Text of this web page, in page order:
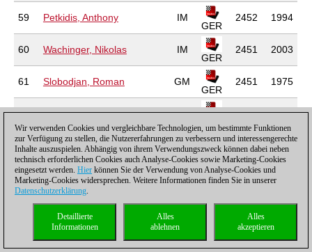
59 Petkidis, Anthony IM
GER
2452 1994
60 Wachinger, Nikolas IM
GER
2451 2003
61 Slobodjan, Roman GM
GER
2451 1975
62 Hausrath, Daniel GM 2450 1976
63 Zaragatski, Ilja GM
GER
2449 1985
64 Dann, Matthias IM
GER
2448 1991
Teske, Henrik GM
GER
2443 1968
Wir verwenden Cookies und vergleichbare Technologien, um bestimmte Funktionen
zur Verfügung zu stellen, die Nutzererfahrungen zu verbessern und interessengerechte
Inhalte auszuspielen. Abhängig von ihrem Verwendungszweck können dabei neben
technisch erforderlichen Cookies auch Analyse-Cookies sowie Marketing-Cookies
eingesetzt werden. Hier können Sie der Verwendung von Analyse-Cookies und
Marketing-Cookies widersprechen. Weitere Informationen finden Sie in unserer
Datenschutzerklärung.
Alles
akzeptieren
Alles
ablehnen
Detaillierte
Informationen